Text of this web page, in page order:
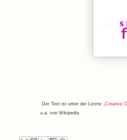
Der Text ist unter der Lizenz „Creative
u.a. von Wikipedia